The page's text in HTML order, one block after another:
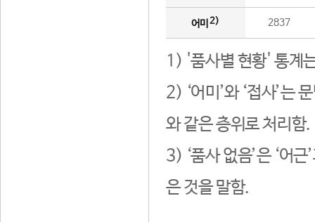
어미 2) 2837
1) '품사별 현황' 통계
2) ‘어미’와 ‘접사’는
와 같은 층위로 처리함.
3) ‘품사 없음’은 ‘어
은 것을 말함.